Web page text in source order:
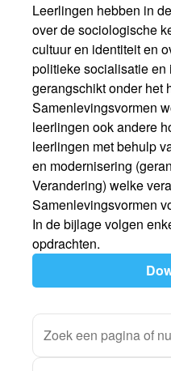
Leerlingen hebben in
over de sociologische
cultuur en identiteit en
politieke socialisatie
gerangschikt onder het
Samenlevingsvormen
leerlingen ook andere
leerlingen met behulp
en modernisering
Verandering) welke
Samenlevingsvormen
In de bijlage volgen
opdrachten.